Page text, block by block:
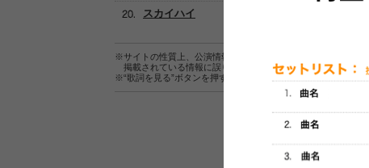
スカイハイ
※サイトの性質上、公演情報およびセットリスト情報の正確性
掲載されている情報に誤りがある場合は、こちらよりご連絡
※“歌詞を見る”ボタンを押すと、株式会社ページワンが運営する